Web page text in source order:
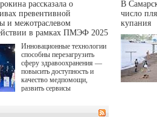
рассказала о
превентивной
и межотраслевом
в рамках ПМЭФ 2025
Инновационные технологии
способны перезагрузить
сферу здравоохранения —
повысить доступность и
качество медпомощи,
развить сервисы
В
число
купания